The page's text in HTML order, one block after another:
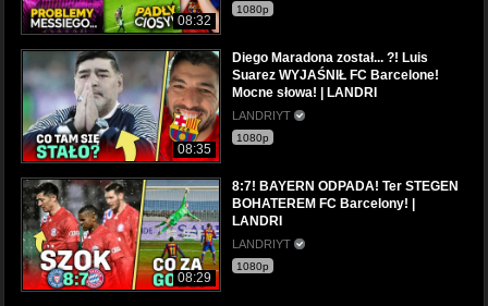
08:32
1080p
08:35
Diego Maradona został... ?! Luis
Suarez WYJAŚNIŁ FC Barcelone!
Mocne słowa! | LANDRI
LANDRIYT
1080p
08:29
8:7! BAYERN ODPADA! Ter STEGEN
BOHATEREM FC Barcelony! |
LANDRI
LANDRIYT
1080p